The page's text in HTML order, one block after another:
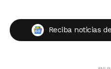
Reciba noticias de